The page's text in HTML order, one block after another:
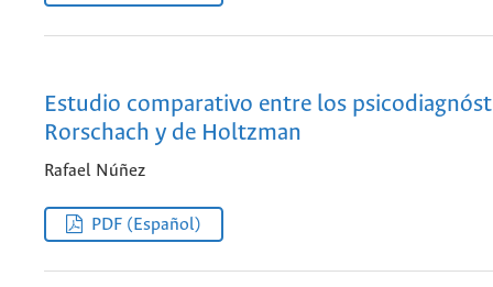
Estudio comparativo entre los
Rorschach y de Holtzman
Rafael Núñez
PDF (Español)